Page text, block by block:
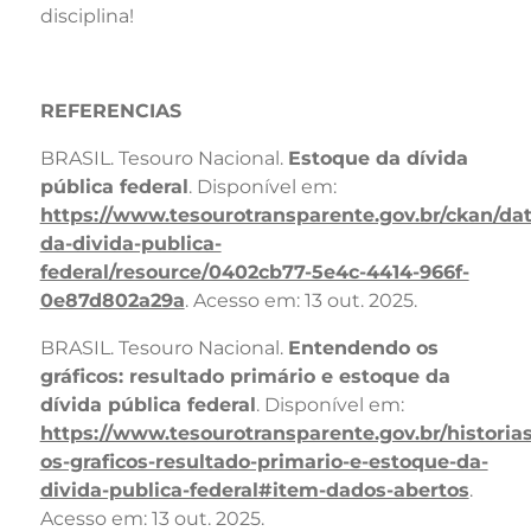
disciplina!
REFERENCIAS
BRASIL. Tesouro Nacional. Estoque da dívida
pública federal. Disponível em:
https://www.tesourotransparente.gov.br/ckan/
da-divida-publica-
federal/resource/0402cb77-5e4c-4414-966f-
0e87d802a29a. Acesso em: 13 out. 2025.
BRASIL. Tesouro Nacional. Entendendo os
gráficos: resultado primário e estoque da
dívida pública federal. Disponível em:
https://www.tesourotransparente.gov.br/
os-graficos-resultado-primario-e-estoque-da-
divida-publica-federal#item-dados-abertos.
Acesso em: 13 out. 2025.